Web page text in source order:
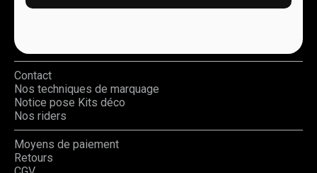
Contact
Nos techniques de marquage
Notice pose Kits déco
Nos riders
Moyens de paiement
Retours